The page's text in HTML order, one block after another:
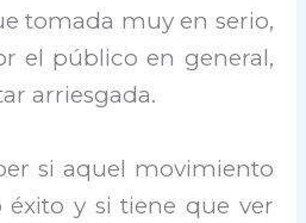
tomada muy en serio,
el público en general,
arriesgada.
si aquel movimiento
y si tiene que ver